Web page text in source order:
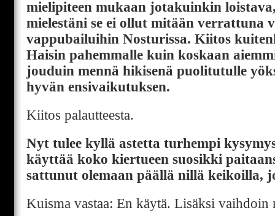
mielipiteen mukaan jotakuinkin
mielestäni se ei ollut mitään verrattuna
vappubailuihin Nosturissa. Kiitos
Haisin pahemmalle kuin koskaan
jouduin mennä hikisenä puolitutulle
hyvän ensivaikutuksen.
Kiitos palautteesta.
Nyt tulee kyllä astetta turhempi
käyttää koko kiertueen suosikki
sattunut olemaan päällä nillä keikoilla,
Kuisma vastaa: En käytä. Lisäksi vaihdoin